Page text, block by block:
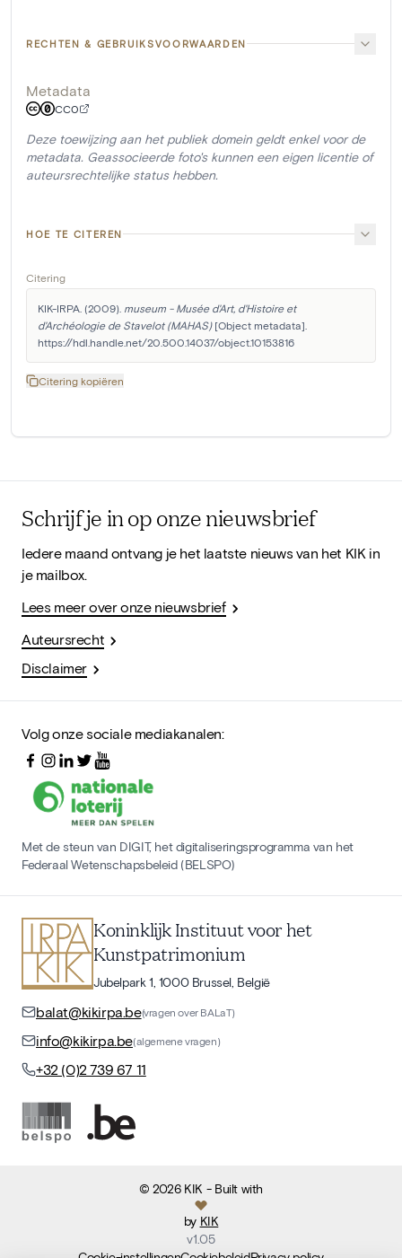
RECHTEN & GEBRUIKSVOORWAARDEN
Metadata
CC0
Deze toewijzing aan het publiek domein geldt enkel voor de
metadata. Geassocieerde foto's kunnen een eigen licentie of
auteursrechtelijke status hebben.
HOE TE CITEREN
Citering
KIK-IRPA. (2009). museum - Musée d'Art, d'Histoire et
d'Archéologie de Stavelot (MAHAS) [Object metadata].
https://hdl.handle.net/20.500.14037/object.10153816
Citering kopiëren
Schrijf je in op onze nieuwsbrief
Iedere maand ontvang je het laatste nieuws van het KIK in
je mailbox.
Lees meer over onze nieuwsbrief
Auteursrecht
Disclaimer
Volg onze sociale mediakanalen:
Met de steun van DIGIT, het digitaliseringsprogramma van het
Federaal Wetenschapsbeleid (BELSPO)
Koninklijk Instituut voor het
Kunstpatrimonium
Jubelpark 1, 1000 Brussel, België
balat@kikirpa.be(vragen over BALaT)
info@kikirpa.be(algemene vragen)
+32 (0)2 739 67 11
©2026 KIK - Built with
by KIK
v1.05